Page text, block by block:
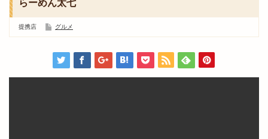
らーめん太七
提携店 グルメ